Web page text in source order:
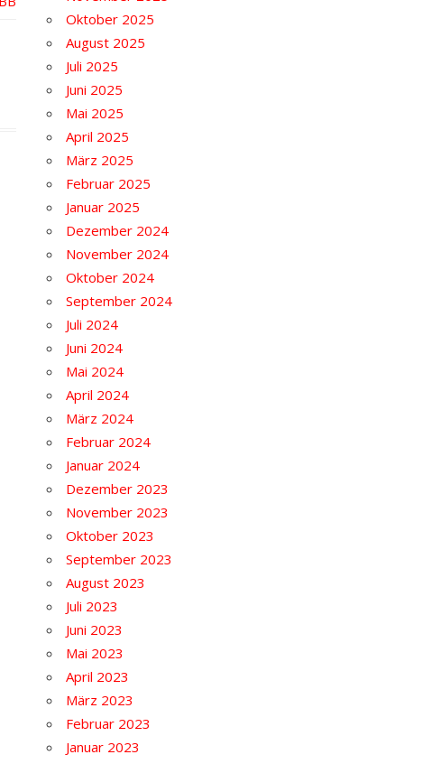
Oktober 2025
August 2025
Juli 2025
Juni 2025
Mai 2025
April 2025
März 2025
Februar 2025
Januar 2025
Dezember 2024
November 2024
Oktober 2024
September 2024
Juli 2024
Juni 2024
Mai 2024
April 2024
März 2024
Februar 2024
Januar 2024
Dezember 2023
November 2023
Oktober 2023
September 2023
August 2023
Juli 2023
Juni 2023
Mai 2023
April 2023
März 2023
Februar 2023
Januar 2023